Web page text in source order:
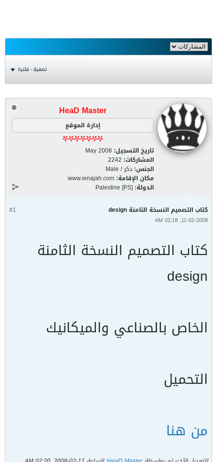
تصفية - فلترة
HeaD Master
إدارة الموقع
تاريخ التسجيل: May 2008
المشاركات: 2242
الجنس: ذكر / Male
مكان الإقامة: www.ienajah.com
الدولة: Palestine [PS]
#1 كتاب التصميم النسخة الثامنة design
11-02-2008, 02:18 AM
كتاب التصميم النسخة الثامنة
design
الخاص بالصناعي والميكانيك
التحميل
من هنا